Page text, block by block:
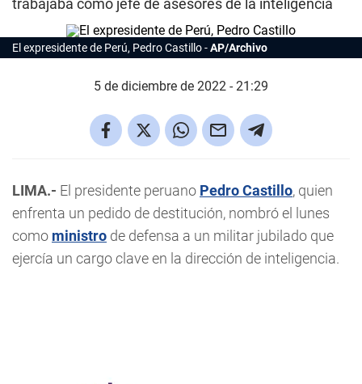
trabajaba como jefe de asesores de la inteligencia
El expresidente de Perú, Pedro Castillo AP/Archivo
5 de diciembre de 2022 - 21:29
LIMA.- El presidente peruano Pedro Castillo, quien
enfrenta un pedido de destitución, nombró el lunes
como ministro de defensa a un militar jubilado que
ejercía un cargo clave en la dirección de inteligencia.